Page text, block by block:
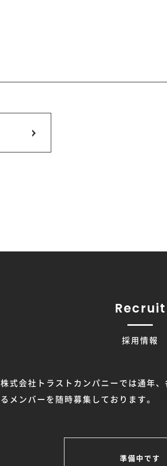
Recruit
採用情報
株式会社トラストカンパニーでは通年
るメンバーを随時募集しております。
準備中です